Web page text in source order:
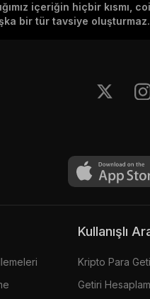
içeriğin hiçbir
bir tür tavsiye
Kullanışlı
Kripto Para
Getiri